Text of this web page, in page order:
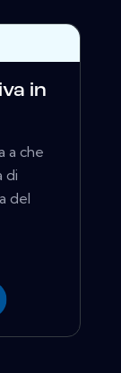
in
a che
di
del